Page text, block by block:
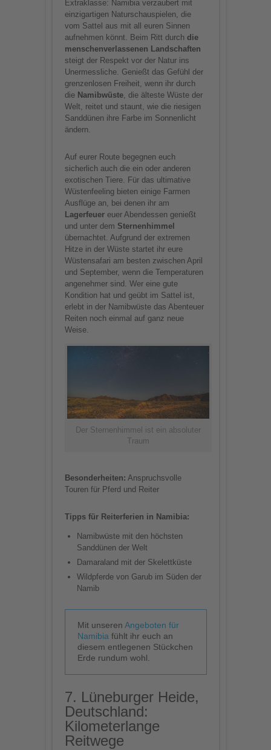
Extraklasse: Namibia verzaubert mit
einzigartigen Naturschauspielen, die
vom Sattel aus mit all euren Sinnen
aufnehmen könnt. Beim Ritt durch die
menschenverlassenen Landschaften
steigt der Respekt vor der Natur ins
Unermessliche. Genießt das Gefühl der
grenzenlosen Freiheit, wenn ihr durch
die Namibwüste, die älteste Wüste der
Welt, reitet und staunt, wie die riesigen
Sanddünen ihre Farbe im Sonnenlicht
ändern.
Auf eurer Route begegnen euch
sicherlich auch die ein oder anderen
exotischen Tiere. Für das ultimative
Wüstenfeeling bieten einige Farmen
Ausflüge an, bei denen ihr am
Lagerfeuereuer Abendessen genießt
und unter dem Sternenhimmel
übernachtet. Aufgrund der extremen
Hitze in der Wüste startet ihr eure
Wüstensafari am besten zwischen April
und September, wenn die Temperaturen
angenehmer sind. Wer eine gute
Kondition hat und geübt im Sattel ist,
erlebt in der Namibwüste das Abenteuer
Reiten noch einmal auf ganz neue
Weise.
Der Sternenhimmel ist ein absoluter
Traum
Besonderheiten: Anspruchsvolle
Touren für Pferd und Reiter
Tipps für Reiterferien in Namibia:
Namibwüste mit den höchsten
Sanddünen der Welt
Damaraland mit der Skelettküste
Wildpferde von Garub im Süden der
Namib
Mit unseren Angeboten für
Namibiafühlt ihr euch an
diesem entlegenen Stückchen
Erde rundum wohl.
7. Lüneburger Heide,
Deutschland:
Kilometerlange
Reitwege